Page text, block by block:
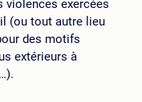
violences exercées
(ou tout autre lieu
des motifs
extérieurs à